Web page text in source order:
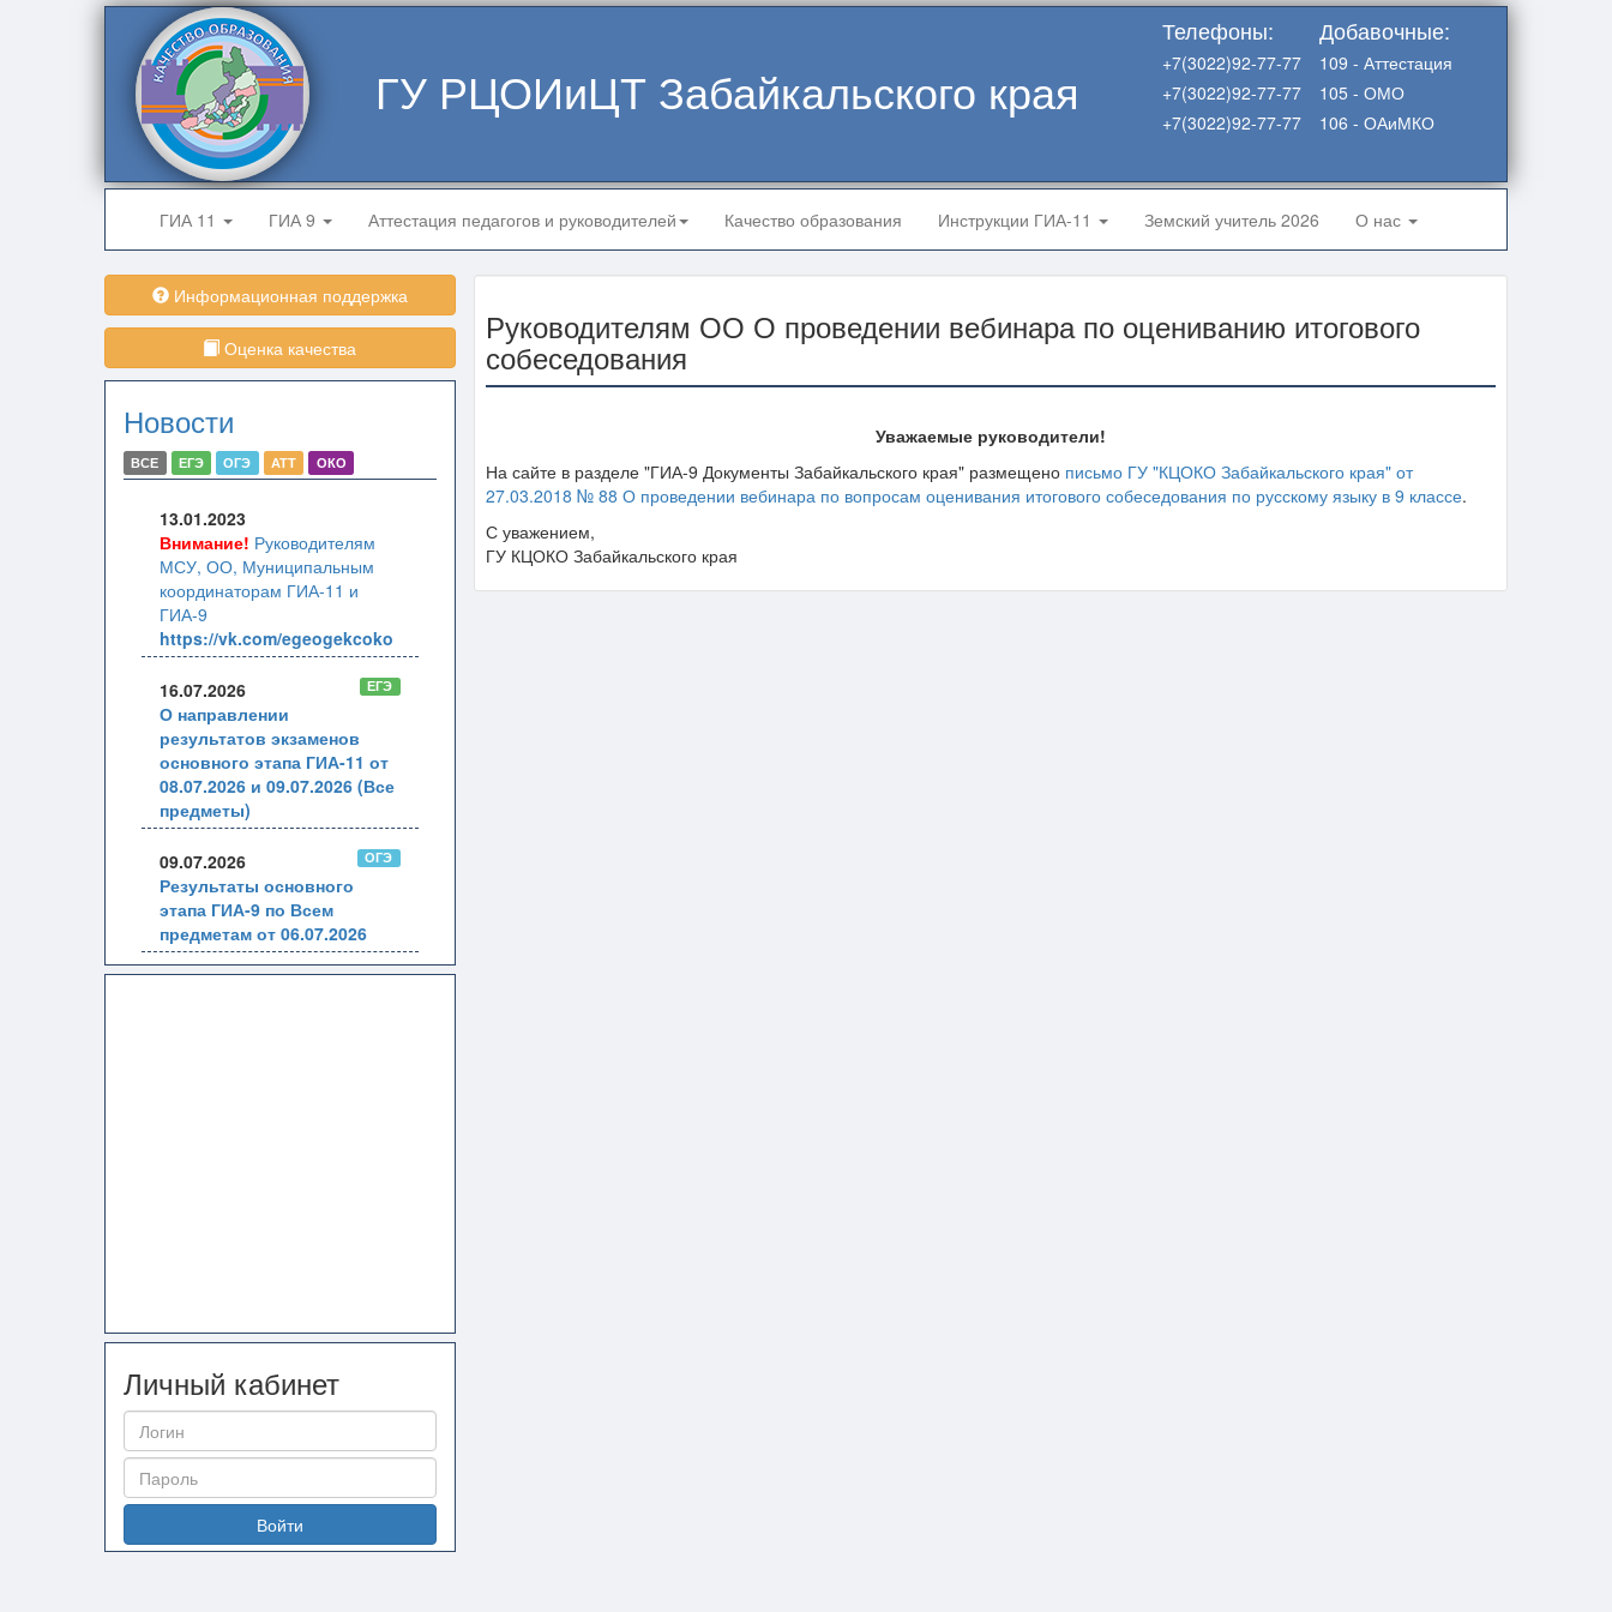
ГУ РЦОИиЦТ Забайкальского края
Добавочные:
109 - Аттестация
105 - ОМО
106 - ОАиМКО
Телефоны:
+7(3022)92-77-77
+7(3022)92-77-77
+7(3022)92-77-77
ГИА 11 ГИА 9 Аттестация педагогов и руководителей Качество образования Инструкции ГИА-11 Земский учитель 2026 О нас
Информационная поддержка
Оценка качества
Новости
ВСЕ ЕГЭ ОГЭ АТТ ОКО
13.01.2023
Внимание! Руководителям
МСУ, ОО, Муниципальным
координаторам ГИА-11 и
ГИА-9
https://vk.com/egeogekcoko
16.07.2026 ЕГЭ
О направлении
результатов экзаменов
основного этапа ГИА-11 от
08.07.2026 и 09.07.2026 (Все
предметы)
09.07.2026 ОГЭ
Результаты основного
этапа ГИА-9 по Всем
предметам от 06.07.2026
Личный кабинет
Войти
Руководителям ОО О проведении вебинара по оцениванию итогового
собеседования
Уважаемые руководители!
На сайте в разделе "ГИА-9 Документы Забайкальского края" размещено письмо ГУ "КЦОКО Забайкальского края" от
27.03.2018 № 88 О проведении вебинара по вопросам оценивания итогового собеседования по русскому языку в 9 классе.
С уважением,
ГУ КЦОКО Забайкальского края